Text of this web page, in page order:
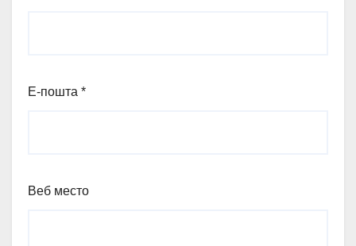
Е-пошта *
Веб место